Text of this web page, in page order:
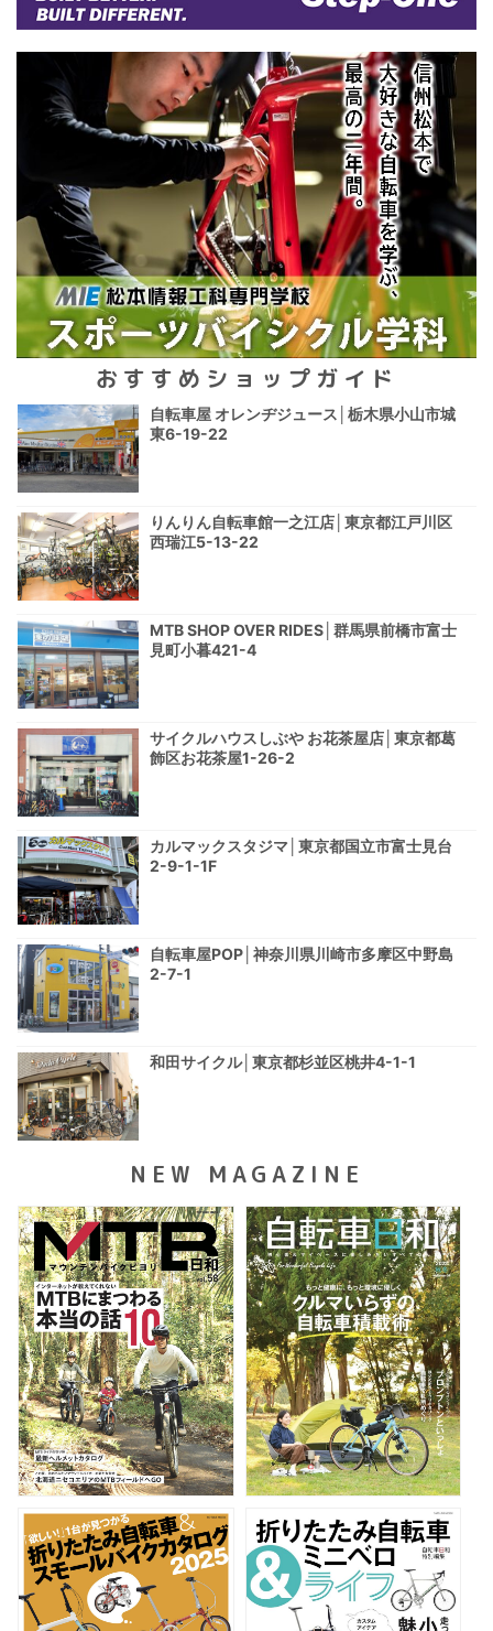
おすすめショップガイド
自転車屋 オレンヂジュース│栃木県小山市城
東6-19-22
りんりん自転車館一之江店│東京都江戸川区
西瑞江5-13-22
MTB SHOP OVER RIDES│群馬県前橋市富士
見町小暮421-4
サイクルハウスしぶや お花茶屋店│東京都葛
飾区お花茶屋1-26-2
カルマックスタジマ│東京都国立市富士見台
2-9-1-1F
自転車屋POP│神奈川県川崎市多摩区中野島
2-7-1
和田サイクル│東京都杉並区桃井4-1-1
NEW MAGAZINE